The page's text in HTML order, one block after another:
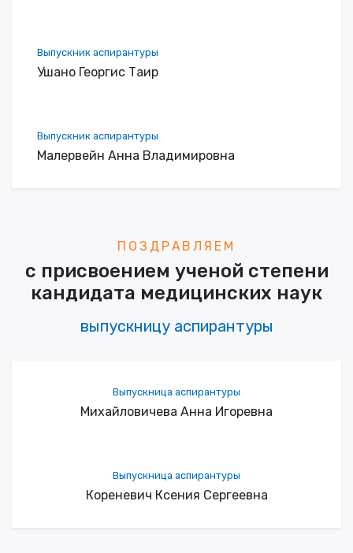
Выпускник аспирантуры
Ушано Георгис Таир
Выпускник аспирантуры
Малервейн Анна Владимировна
ПОЗДРАВЛЯЕМ
с присвоением ученой степени
кандидата медицинских наук
выпускницу аспирантуры
Выпускница аспирантуры
Михайловичева Анна Игоревна
Выпускница аспирантуры
Кореневич Ксения Сергеевна